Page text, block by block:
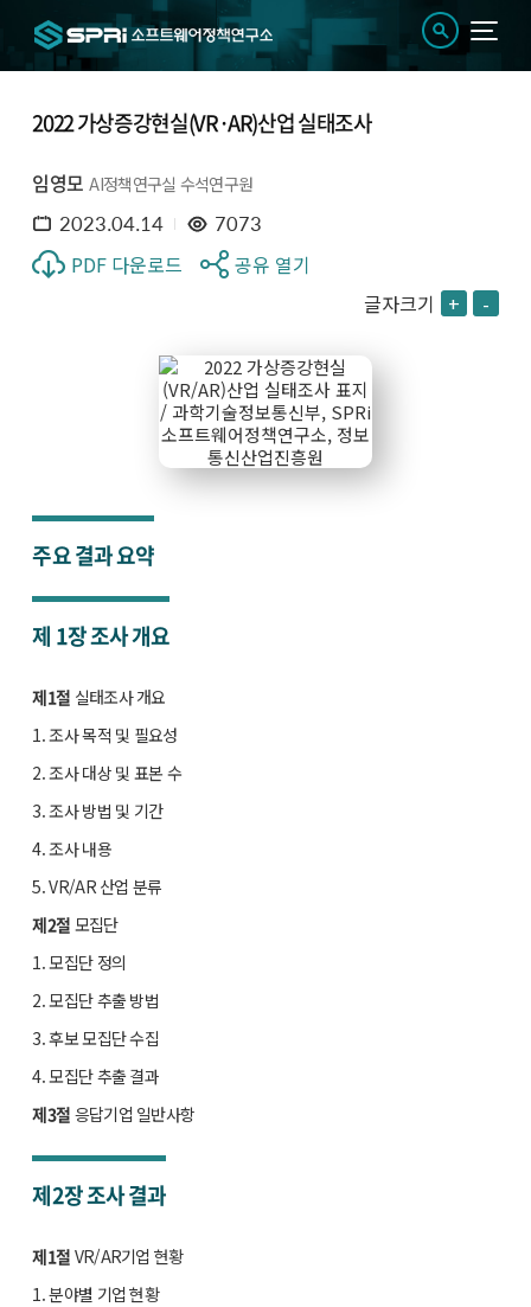
2022 가상증강현실(VR·AR)산업 실태조사
임영모 AI정책연구실 수석연구원
2023.04.14 7073
PDF 다운로드
공유 열기
글자크기 + -
주요 결과 요약
제 1장조사 개요
제1절 실태조사 개요
1. 조사 목적 및 필요성
2. 조사 대상 및 표본 수
3. 조사 방법 및 기간
4. 조사 내용
5. VR/AR 산업 분류
제2절 모집단
1. 모집단 정의
2. 모집단 추출 방법
3. 후보 모집단 수집
4. 모집단 추출 결과
제3절 응답기업 일반사항
제2장조사 결과
제1절 VR/AR기업 현황
1. 분야별 기업 현황